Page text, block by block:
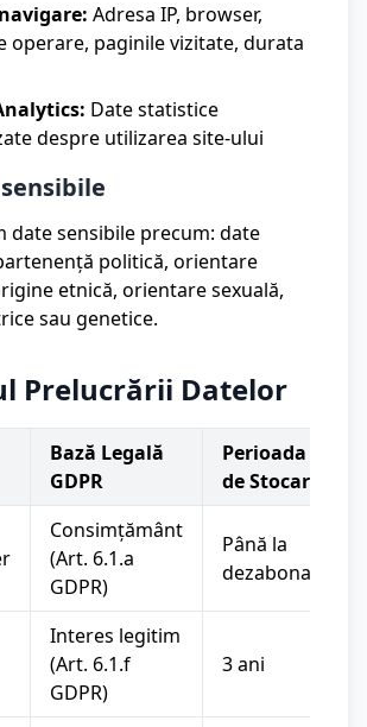
Adresa IP, browser,
operare, paginile vizitate, durata
Date statistice
despre utilizarea site-ului
date sensibile precum: date
politică, orientare
etnică, orientare sexuală,
sau genetice.
Prelucrării Datelor
Bază Legală
GDPR
Perioada
de Stocare
Consimțământ
(Art. 6.1.a
GDPR)
Până la
dezabonare
Interes legitim
(Art. 6.1.f
GDPR)
3 ani